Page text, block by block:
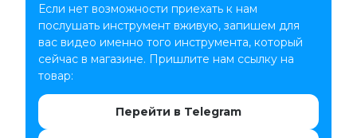
Если нет возможности приехать к нам
послушать инструмент вживую, запишем для
вас видео именно того инструмента, который
сейчас в магазине. Пришлите нам ссылку на
товар:
Перейти в Telegram